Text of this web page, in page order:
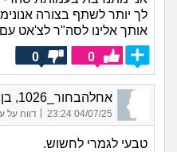
לך יותר לשתף בצורה
אותך אלינו לסה"ר לצ'אט
0
0
אחלהבחור_1026, בן 24, אורח
04/07/25 23:24 דווח על
טבעי לגמרי לחשוש.